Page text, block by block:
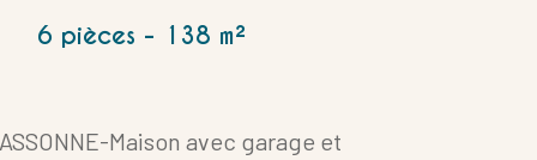
6 pièces - 138 m²
Maison avec garage et